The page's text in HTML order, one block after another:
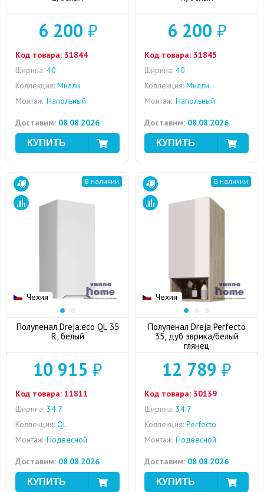
6 200 ₽
Код товара: 31844
Ширина: 40
Коллекция: Милли
Монтаж: Напольный
Доставим: 08.08.2026
6 200 ₽
Код товара: 31845
Ширина: 40
Коллекция: Милли
Монтаж: Напольный
Доставим: 08.08.2026
Чехия
В наличии
Полупенал Dreja.eco QL 35
R, белый
10 915 ₽
Код товара: 11811
Ширина: 34.7
Коллекция: QL
Монтаж: Подвесной
Доставим: 08.08.2026
Чехия
В наличии
Полупенал Dreja Perfecto
35, дуб эврика/белый
глянец
12 789 ₽
Код товара: 30139
Ширина: 34.7
Коллекция: Perfecto
Монтаж: Подвесной
Доставим: 08.08.2026